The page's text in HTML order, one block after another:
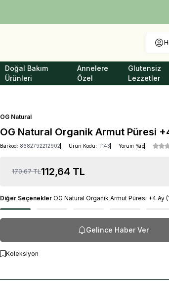
Doğal Bakım
Ürünleri
Annelere
Özel
Glutensiz
Lezzetler
OG Natural
OG Natural Organik Armut Püresi
Barkod: 8682792212902 Ürün Kodu: T143 Yorum Yap
170,67TL112,64 TL
Diğer Seçenekler OG Natural Organik Armut Püresi +4 Ay
Gelince Haber Ver
Koleksiyon